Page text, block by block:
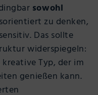
sowohl
zu denken,
Das sollte
widerspiegeln:
Typ, der im
genießen kann.